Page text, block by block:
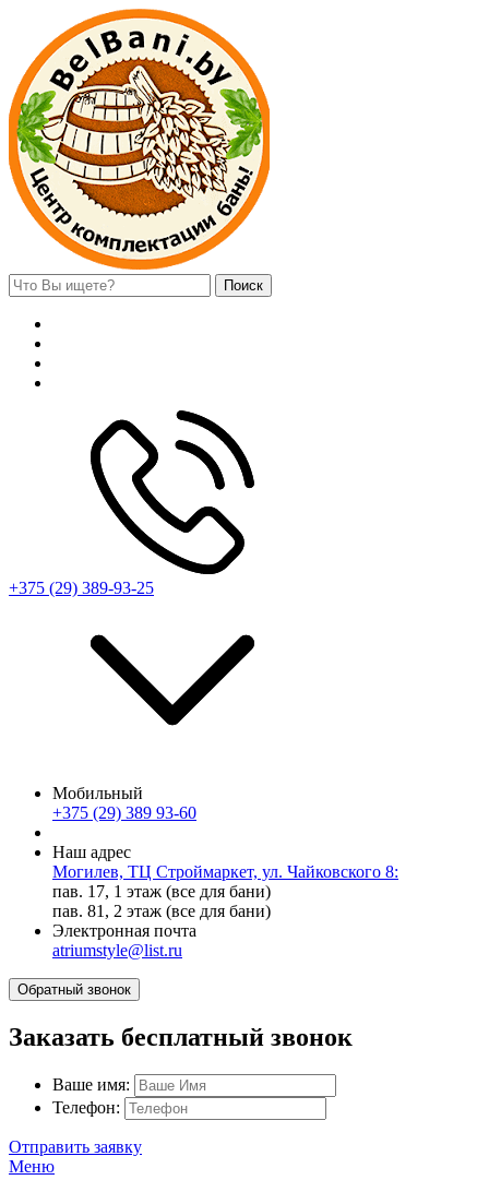
Поиск
+375 (29) 389-93-25
Мобильный
+375 (29) 389 93-60
Наш адрес
Могилев, ТЦ Строймаркет, ул. Чайковского 8:
пав. 17, 1 этаж (все для бани)
пав. 81, 2 этаж (все для бани)
Электронная почта
atriumstyle@list.ru
Обратный звонок
Заказать бесплатный звонок
Ваше имя:
Телефон:
Отправить заявку
Меню